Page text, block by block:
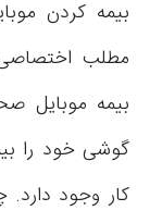
بیمه کردن
مطلب
بیمه موبایل
گوشی خود را
کار وجود دارد.